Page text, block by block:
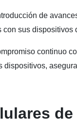
de
sus dispositivos
continuo
dispositivos,